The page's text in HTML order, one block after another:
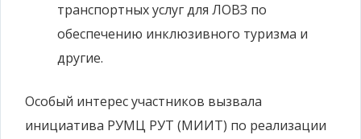
транспортных услуг для ЛОВЗ по
обеспечению инклюзивного туризма и
другие.
Особый интерес участников вызвала
инициатива РУМЦ РУТ (МИИТ) по реализации